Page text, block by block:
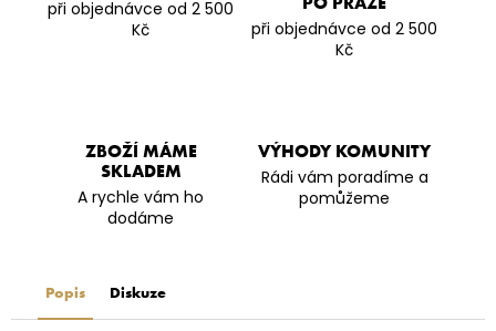
při objednávce od 2 500
Kč
při objednávce od 2 500
Kč
ZBOŽÍ MÁME
SKLADEM
A rychle vám ho
dodáme
VÝHODY KOMUNITY
Rádi vám poradíme a
pomůžeme
Popis Diskuze